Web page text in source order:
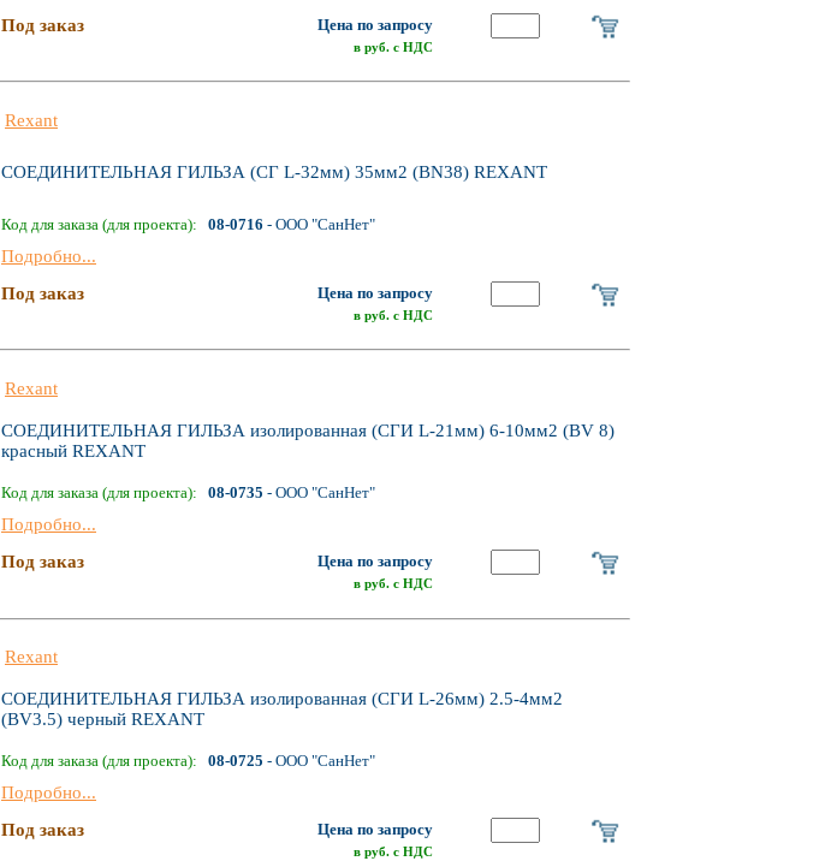
Под заказ
Цена по запросу
в руб. с НДС
Rexant
СОЕДИНИТЕЛЬНАЯ ГИЛЬЗА (СГ L-32мм) 35мм2 (BN38) REXANT
Код для заказа (для проекта): 08-0716 - ООО "СанНет"
Подробно...
Под заказ
Цена по запросу
в руб. с НДС
Rexant
СОЕДИНИТЕЛЬНАЯ ГИЛЬЗА изолированная (СГИ L-21мм) 6-10мм2 (BV 8)
красный REXANT
Код для заказа (для проекта): 08-0735 - ООО "СанНет"
Подробно...
Под заказ
Цена по запросу
в руб. с НДС
Rexant
СОЕДИНИТЕЛЬНАЯ ГИЛЬЗА изолированная (СГИ L-26мм) 2.5-4мм2
(BV3.5) черный REXANT
Код для заказа (для проекта): 08-0725 - ООО "СанНет"
Подробно...
Под заказ
Цена по запросу
в руб. с НДС